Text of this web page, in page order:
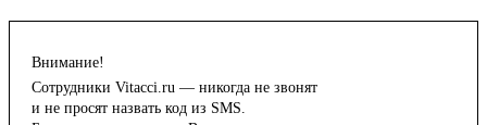
Внимание!
Сотрудники Vitacci.ru — никогда не звонят
и не просят назвать код из SMS.